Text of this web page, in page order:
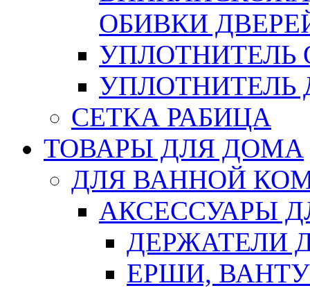
ОБИВКИ
УПЛОТНИТЕЛЬ
СЕТКА РАБИЦА
ТОВАРЫ ДЛЯ ДОМА
ДЛЯ ВАННОЙ
АКСЕССУАРЫ
ДЕРЖАТЕЛИ
ЕРШИ,